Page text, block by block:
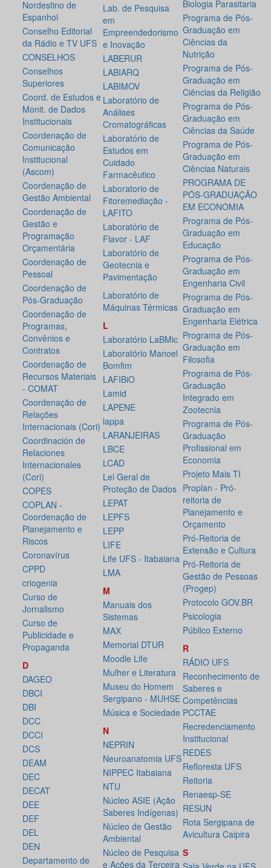
Nordestino de
Espanhol
Conselho Editorial
da Rádio e TV UFS
CONSELHOS
Conselhos
Superiores
Coord. de Estudos e
Monit. de Dados
Institucionais
Coordenação de
Comunicação
Institucional
(Ascom)
Coordenação de
Gestão Ambiental
Coordenação de
Gestão e
Programação
Orçamentária
Coordenação de
Pessoal
Coordenação de
Pós-Graduação
Coordenação de
Programas,
Convênios e
Contratos
Coordenação de
Recursos Materiais
- COMAT
Coordenação de
Relações
Internacionais (Cori)
Coordinación de
Relaciones
Internacionales
(Cori)
COPES
COPLAN -
Coordenação de
Planejamento e
Riscos
Coronavírus
CPPD
criogenia
Curso de
Jornalismo
Curso de
Publicidade e
Propaganda
D
DAGEO
DBCI
DBI
DCC
DCCI
DCS
DEAM
DEC
DECAT
DEE
DEF
DEL
DEN
Departamento de
Lab. de Pesquisa
em
Empreendedorismo
e Inovação
LABERUR
LABIARQ
LABIMOV
Laboratório de
Análises
Cromatográficas
Laboratório de
Estudos em
Cuidado
Farmacêutico
Laboratorio de
Fitoremediação -
LAFITO
Laboratório de
Flavor - LAF
Laboratório de
Geotecnia e
Pavimentação
Laboratório de
Máquinas Térmicas
L
Laboratório LaBMic
Laboratório Manoel
Bomfim
LAFIBiO
Lamid
LAPENE
lappa
LARANJEIRAS
LBCE
LCAD
Lei Geral de
Proteção de Dados
LEPAT
LEPFS
LEPP
LIFE
Life UFS - Itabaiana
LMA
M
Manuais dos
Sistemas
MAX
Memorial DTUR
Moodle Life
Mulher e Literatura
Museu do Homem
Sergipano - MUHSE
Música e Sociedade
N
NEPRIN
Neuroanatomia UFS
NIPPEC Itabaiana
NTU
Núcleo ASIE (Ação
Saberes Indígenas)
Núcleo de Gestão
Ambiental
Núcleo de Pesquisa
e Ações da Terceira
Biologia Parasitaria
Programa de Pós-
Graduação em
Ciências da
Nutrição
Programa de Pós-
Graduação em
Ciências da Religião
Programa de Pós-
Graduação em
Ciências da Saúde
Programa de Pós-
Graduação em
Ciências Naturais
PROGRAMA DE
PÓS-GRADUAÇÃO
EM ECONOMIA
Programa de Pós-
Graduação em
Educação
Programa de Pós-
Graduação em
Engenharia Civil
Programa de Pós-
Graduação em
Engenharia Elétrica
Programa de Pós-
Graduação em
Filosofia
Programa de Pós-
Graduação
Integrado em
Zootecnia
Programa de Pós-
Graduação
Profissional em
Economia
Projeto Mais TI
Proplan - Pró-
reitoria de
Planejamento e
Orçamento
Pró-Reitoria de
Extensão e Cultura
Pró-Reitoria de
Gestão de Pessoas
(Progep)
Protocolo GOV.BR
Psicologia
Público Externo
R
RÁDIO UFS
Reconhecimento de
Saberes e
Competências
PCCTAE
Recredenciamento
Institucional
REDES
Refloresta UFS
Reitoria
Renaesp-SE
RESUN
Rota Sergipana de
Avicultura Caipira
S